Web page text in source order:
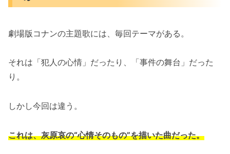
劇場版コナンの主題歌には、毎回テーマがある。
それは「犯人の心情」だったり、「事件の舞台」だった
り。
しかし今回は違う。
これは、灰原哀の“心情そのもの”を描いた曲だった。